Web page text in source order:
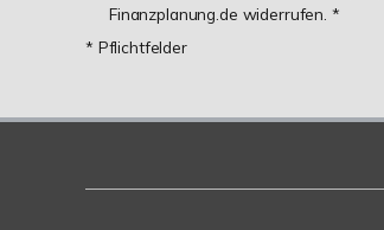
Finanzplanung.de widerrufen. *
* Pflichtfelder